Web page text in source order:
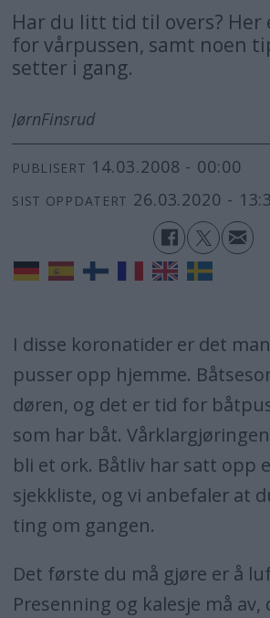
Har du litt tid til overs? Her
for vårpussen, samt noen
setter i gang.
JørnFinsrud
PUBLISERT 14.03.2008 - 00:00
SIST OPPDATERT 26.03.2020 -
I disse koronatider er det
pusser opp hjemme.
døren, og det er tid for
som har båt.
bli et ork. Båtliv har satt opp
sjekkliste, og vi anbefaler at
ting om gangen.
Det første du må gjøre er å
Presenning og kalesje må av,